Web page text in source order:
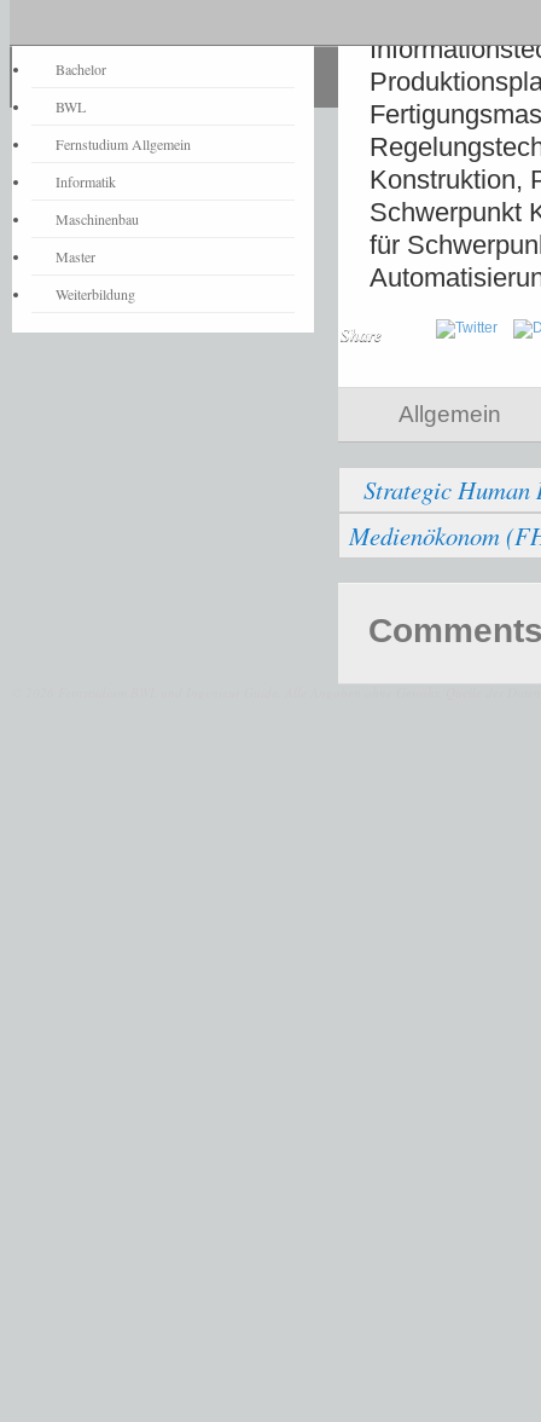
Konstruktion,
Schwerpunkt
für
Share
Allgemein
Strategic Human
Medienökonom
Bachelor
BWL
Fernstudium Allgemein
Informatik
Maschinenbau
Master
Weiterbildung